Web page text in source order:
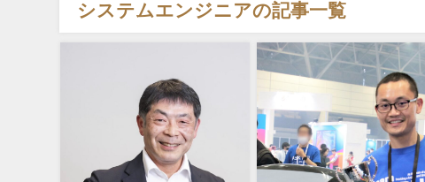
システムエンジニアの記事一覧